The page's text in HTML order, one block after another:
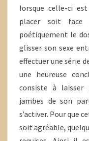
lorsque celle-ci
placer soit
poétiquement le
glisser son sexe
effectuer une série
une heureuse
consiste à laisser
jambes de son
s’activer. Pour que
soit agréable,